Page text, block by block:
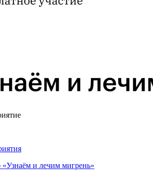
«Узнаём и лечим мигрень»